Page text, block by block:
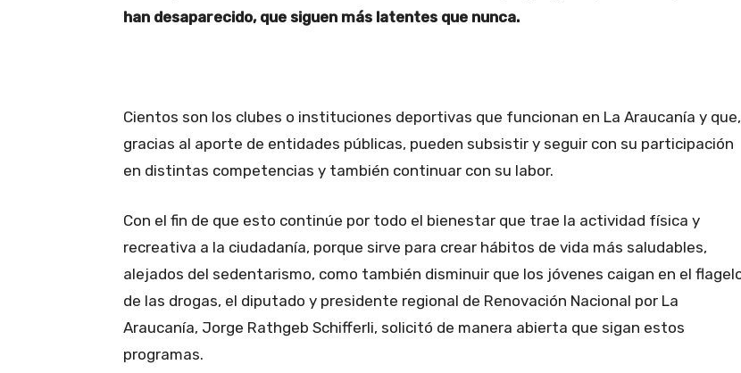
han desaparecido, que siguen más latentes que nunca.
Cientos son los clubes o instituciones deportivas que funcionan en La Araucanía y que,
gracias al aporte de entidades públicas, pueden subsistir y seguir con su participación
en distintas competencias y también continuar con su labor.
Con el fin de que esto continúe por todo el bienestar que trae la actividad física y
recreativa a la ciudadanía, porque sirve para crear hábitos de vida más saludables,
alejados del sedentarismo, como también disminuir que los jóvenes caigan en el
de las drogas, el diputado y presidente regional de Renovación Nacional por La
Araucanía, Jorge Rathgeb Schifferli, solicitó de manera abierta que sigan estos
programas.